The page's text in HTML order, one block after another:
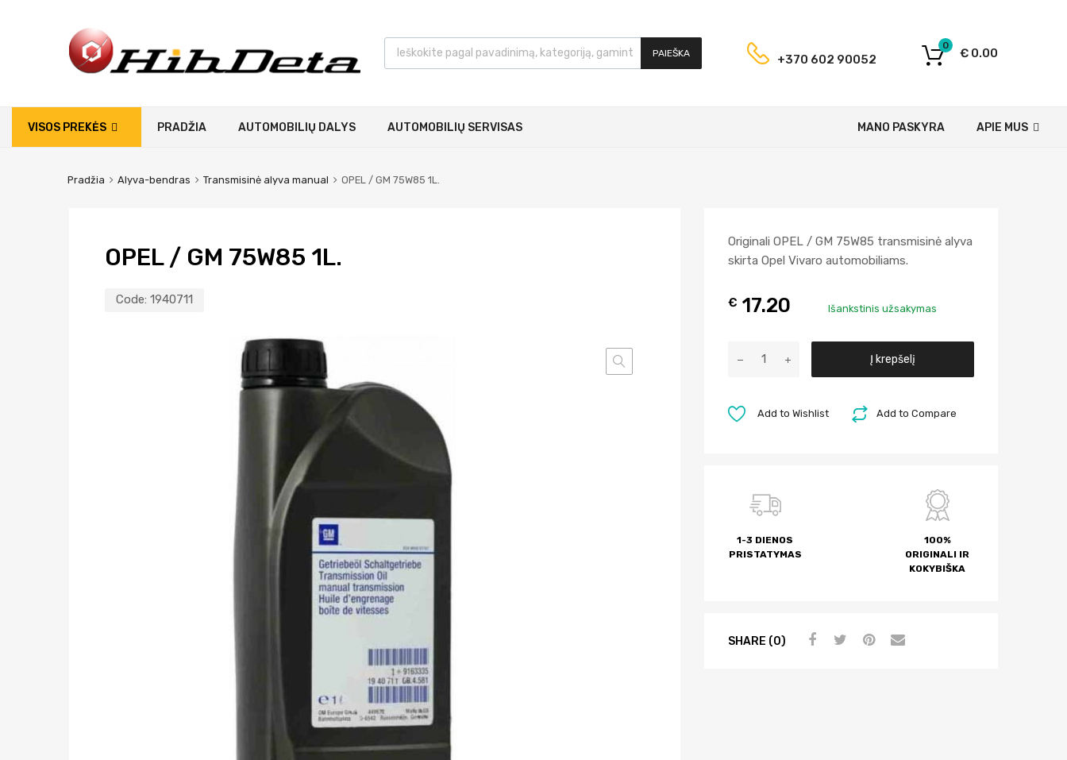
PAIEŠKA +370 602 90052 € 0.00
0
VISOS PREKĖS PRADŽIA AUTOMOBILIŲ DALYS AUTOMOBILIŲ SERVISAS APIE MUS
MANO PASKYRA
Pradžia Alyva-bendras Transmisinė alyva manual OPEL / GM 75W85 1L.
OPEL / GM 75W85 1L.
Code: 1940711
Originali OPEL / GM 75W85 transmisinė alyva
skirta Opel Vivaro automobiliams.
€ 17.20 Išankstinis užsakymas
Į krepšelį
Add to Compare
Add to Wishlist
1-3 DIENOS
PRISTATYMAS
100%
ORIGINALI IR
KOKYBIŠKA
SHARE (0)